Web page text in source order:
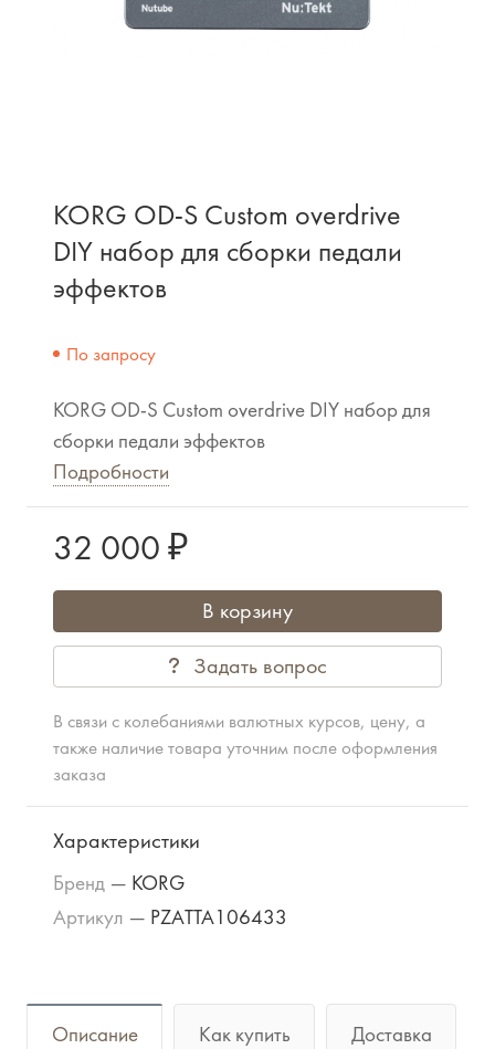
KORG OD-S Custom overdrive
DIY набор для сборки педали
эффектов
По запросу
KORG OD-S Custom overdrive DIY набор для
сборки педали эффектов
Подробности
32 000 ₽
В корзину
Задать вопрос
В связи с колебаниями валютных курсов, цену, а
также наличие товара уточним после оформления
заказа
Характеристики
Бренд — KORG
Артикул — PZATTA106433
Описание Как купить Доставка